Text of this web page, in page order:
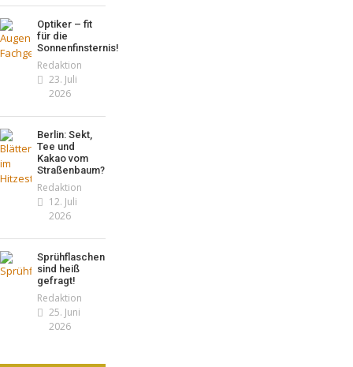
Optiker – fit
für die
Sonnenfinsternis!
Redaktion
23. Juli
2026
Berlin: Sekt,
Tee und
Kakao vom
Straßenbaum?
Redaktion
12. Juli
2026
Sprühflaschen
sind heiß
gefragt!
Redaktion
25. Juni
2026